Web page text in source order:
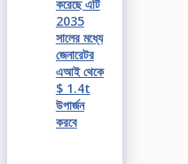
করেছে এটি
2035
সালের মধ্যে
জেনারেটর
এআই থেকে
$ 1.4t
উপার্জন
করবে